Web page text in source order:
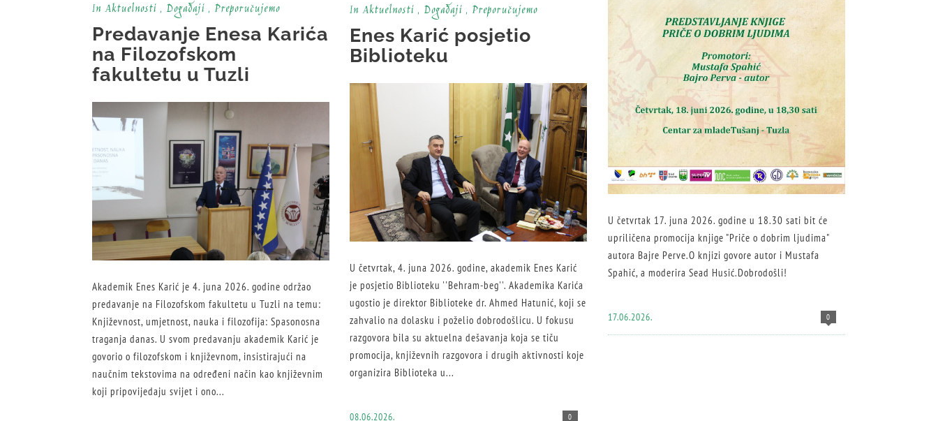
U četvrtak 17. juna 2026. godine u 18.30 sati bit će
upriličena promocija knjige "Priče o dobrim ljudima"
autora Bajre Perve.O knjizi govore autor i Mustafa
Spahić, a moderira Sead Husić.Dobrodošli!
0
17.06.2026.
In Aktuelnosti , Događaji , Preporučujemo
Predavanje Enesa Karića
na Filozofskom
fakultetu u Tuzli
Akademik Enes Karić je 4. juna 2026. godine održao
predavanje na Filozofskom fakultetu u Tuzli na temu:
Književnost, umjetnost, nauka i filozofija: Spasonosna
traganja danas. U svom predavanju akademik Karić je
govorio o filozofskom i književnom, insistirajući na
naučnim tekstovima na određeni način kao književnim
koji pripovijedaju svijet i ono...
In Aktuelnosti , Događaji , Preporučujemo
Enes Karić posjetio
Biblioteku
U četvrtak, 4. juna 2026. godine, akademik Enes Karić
je posjetio Biblioteku ''Behram-beg''. Akademika Karića
ugostio je direktor Biblioteke dr. Ahmed Hatunić, koji se
zahvalio na dolasku i poželio dobrodošlicu. U fokusu
razgovora bila su aktuelna dešavanja koja se tiču
promocija, književnih razgovora i drugih aktivnosti koje
organizira Biblioteka u...
0
08.06.2026.